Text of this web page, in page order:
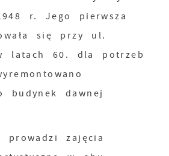
r. Jego pierwsza
się przy ul.
latach 60. dla potrzeb
budynek dawnej
prowadzi zajęcia